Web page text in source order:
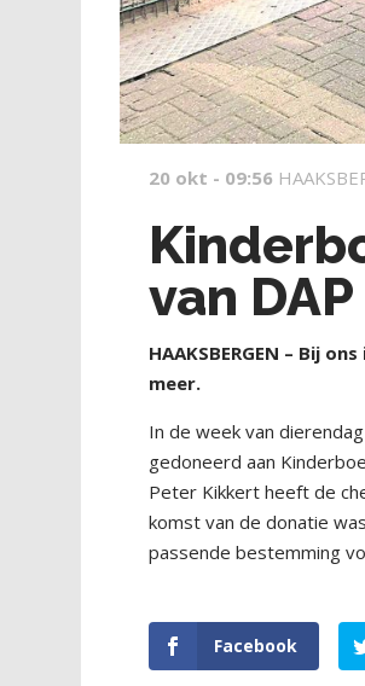
20 okt - 09:56
van DAP
HAAKSBERGEN – Bij
meer.
In de week van
gedoneerd aan
Peter Kikkert heeft de
komst van de donatie
passende bestemming
Facebook